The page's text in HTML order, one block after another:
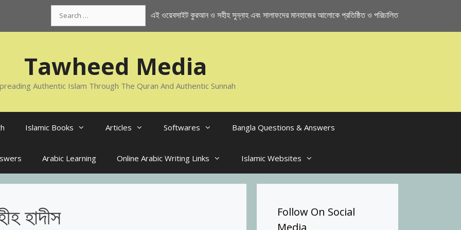
for:
এই ওয়েবসাইট কুরআন ও সহীহ সুন্নাহ এবং সালাফদের মানহাজের আলোকে প্রতিষ্ঠিত ও পরিচালিত
Tawheed Media
Authentic Islam Through The Quran And Authentic Sunnah
Islamic Books Articles Softwares Bangla Questions & Answers
Arabic Learning Online Arabic Writing Links Islamic Websites
হাদীস
Follow On Social
Media